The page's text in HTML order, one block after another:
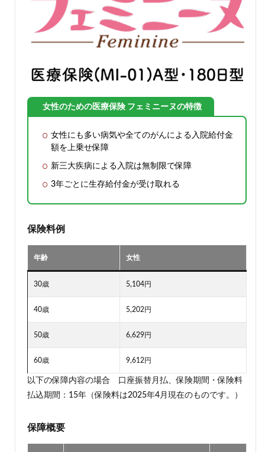
女性のための医療保険 フェミニーヌの特徴
女性にも多い病気や全てのがんによる入院給付金
額を上乗せ保障
新三大疾病による入院は無制限で保障
3年ごとに生存給付金が受け取れる
保険料例
年齢 女性
30歳 5,104円
40歳 5,202円
50歳 6,629円
60歳 9,612円
以下の保障内容の場合 口座振替月払、保険期間・保険料
払込期間：15年（保険料は2025年4月現在のものです。）
保障概要